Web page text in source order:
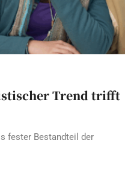
Trend trifft
fester Bestandteil der